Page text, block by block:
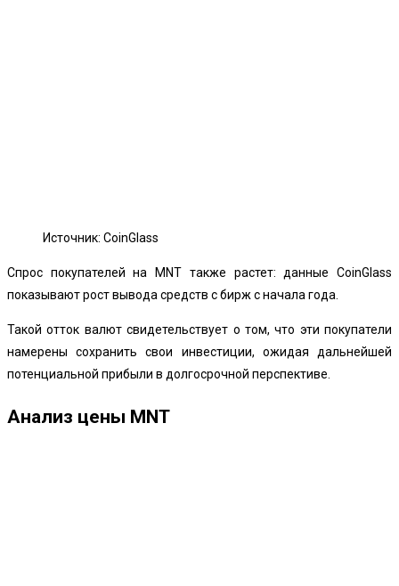
Источник: CoinGlass
Спрос покупателей на MNT также растет: данные CoinGlass
показывают рост вывода средств с бирж с начала года.
Такой отток валют свидетельствует о том, что эти покупатели
намерены сохранить свои инвестиции, ожидая дальнейшей
потенциальной прибыли в долгосрочной перспективе.
Анализ цены MNT